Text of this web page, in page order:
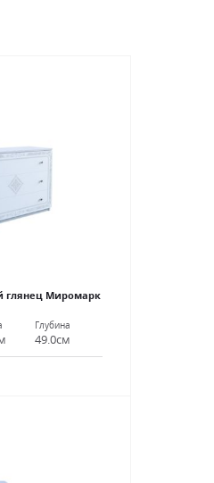
глянец Миромарк
Глубина
49.0см